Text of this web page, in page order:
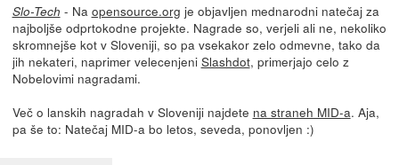
Slo-Tech - Na opensource.org je objavljen mednarodni natečaj za
najboljše odprtokodne projekte. Nagrade so, verjeli ali ne, nekoliko
skromnejše kot v Sloveniji, so pa vsekakor zelo odmevne, tako da
jih nekateri, naprimer velecenjeni Slashdot, primerjajo celo z
Nobelovimi nagradami.
Več o lanskih nagradah v Sloveniji najdete na straneh MID-a. Aja,
pa še to: Natečaj MID-a bo letos, seveda, ponovljen :)